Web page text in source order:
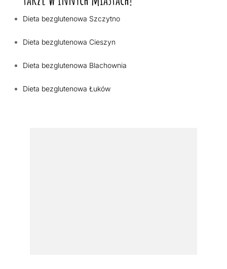
Dieta bezglutenowa Szczytno
Dieta bezglutenowa Cieszyn
Dieta bezglutenowa Blachownia
Dieta bezglutenowa Łuków